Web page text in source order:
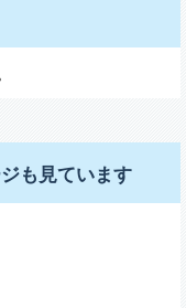
も見ています